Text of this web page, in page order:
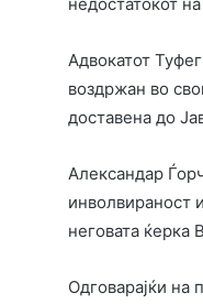
Адвокатот
воздржан во
доставена до
Александар
инволвираност
неговата
Одговарајќи на